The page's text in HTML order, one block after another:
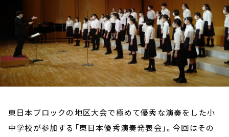
東日本ブロックの地区大会で極めて優秀な演奏をした小
中学校が参加する「東日本優秀演奏発表会」。今回はその